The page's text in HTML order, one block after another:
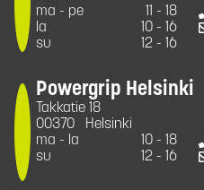
ma - pe
11 - 18
la
10 - 16
su
12 - 16
Powergrip Helsinki
Takkatie 18
00370
Helsinki
ma - la
10 - 18
su
12 - 16